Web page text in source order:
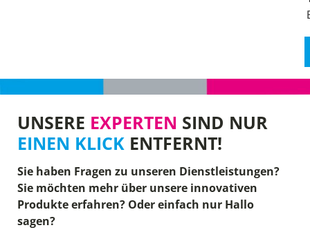
UNSERE EXPERTEN SIND NUR
EINEN KLICK ENTFERNT!
Sie haben Fragen zu unseren Dienstleistungen?
Sie möchten mehr über unsere innovativen
Produkte erfahren? Oder einfach nur Hallo
sagen?